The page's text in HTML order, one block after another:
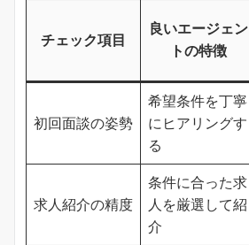
チェック項目
良いエージェン
トの特徴
初回面談の姿勢
希望条件を丁寧
にヒアリングす
る
求人紹介の精度
条件に合った求
人を厳選して紹
介